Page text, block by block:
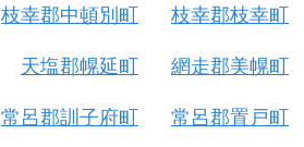
枝幸郡中頓別町 枝幸郡枝幸町
天塩郡幌延町 網走郡美幌町
常呂郡訓子府町 常呂郡置戸町